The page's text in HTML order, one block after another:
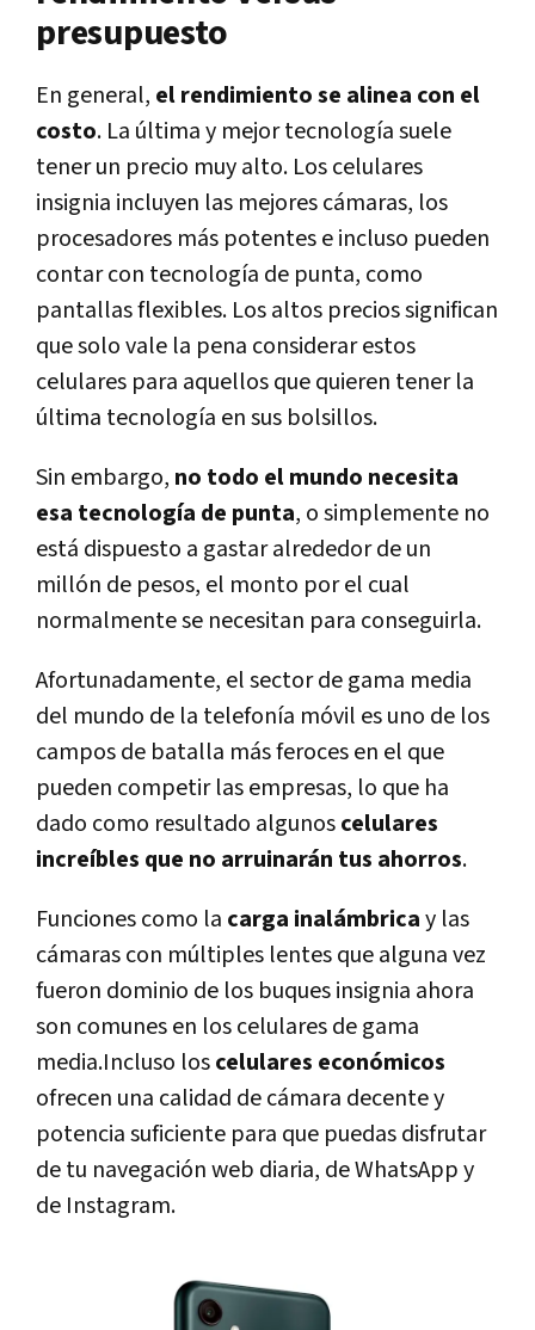
presupuesto
En general, el rendimiento se alinea con el
costo. La última y mejor tecnología suele
tener un precio muy alto. Los celulares
insignia incluyen las mejores cámaras, los
procesadores más potentes e incluso pueden
contar con tecnología de punta, como
pantallas flexibles. Los altos precios significan
que solo vale la pena considerar estos
celulares para aquellos que quieren tener la
última tecnología en sus bolsillos.
Sin embargo, no todo el mundo necesita
esa tecnología de punta, o simplemente no
está dispuesto a gastar alrededor de un
millón de pesos, el monto por el cual
normalmente se necesitan para conseguirla.
Afortunadamente, el sector de gama media
del mundo de la telefonía móvil es uno de los
campos de batalla más feroces en el que
pueden competir las empresas, lo que ha
dado como resultado algunoscelulares
increíbles que no arruinarán tus ahorros.
Funciones como la carga inalámbricay las
cámaras con múltiples lentes que alguna vez
fueron dominio de los buques insignia ahora
son comunes en los celulares de gama
media.Incluso loscelulares económicos
ofrecen una calidad de cámara decente y
potencia suficiente para que puedas disfrutar
de tu navegación web diaria, de WhatsApp y
de Instagram.